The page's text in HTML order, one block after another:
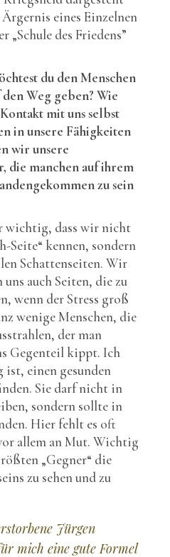
eines Einzelnen
„Schule des Friedens”
du den Menschen
Weg geben? Wie
mit uns selbst
in unsere Fähigkeiten
wir unsere
die manchen auf ihrem
zu sein
wichtig, dass wir nicht
Seite“ kennen, sondern
Schattenseiten. Wir
auch Seiten, die zu
wenn der Stress groß
wenige Menschen, die
der man
Gegenteil kippt. Ich
ist, einen gesunden
Sie darf nicht in
sondern sollte in
Hier fehlt es oft
allem an Mut. Wichtig
„Gegner“ die
zu sehen und zu
Jürgen
mich eine gute Formel